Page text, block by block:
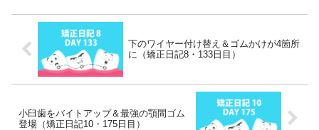
下のワイヤー付け替え＆ゴムかけが4箇所
に（矯正日記8・133日目）
小臼歯をバイトアップ＆最強の顎間ゴム
登場（矯正日記10・175日目）